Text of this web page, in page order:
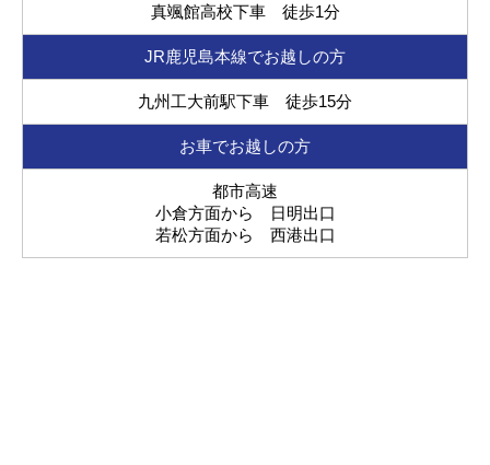
真颯館高校下車 徒歩1分
JR鹿児島本線でお越しの方
九州工大前駅下車 徒歩15分
お車でお越しの方
都市高速
小倉方面から 日明出口
若松方面から 西港出口